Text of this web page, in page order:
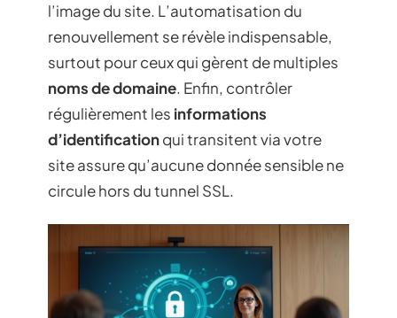
l’image du site. L’automatisation du
renouvellement se révèle indispensable,
surtout pour ceux qui gèrent de multiples
noms de domaine. Enfin, contrôler
régulièrement les informations
d’identificationqui transitent via votre
site assure qu’aucune donnée sensible ne
circule hors du tunnel SSL.